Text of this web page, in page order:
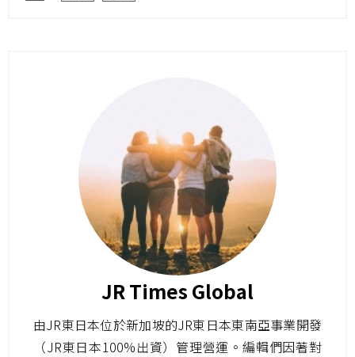
JR Times Global
由JR東日本位於新加坡的JR東日本東南亞事業開發
（JR東日本100%出資）管理營運。編輯們因著對